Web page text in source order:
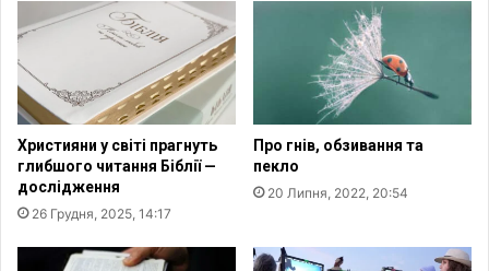
а
ю
т
ь
в
я
т
к
у
Християни у світі прагнуть
глибшого читання Біблії —
дослідження
26 Грудня, 2025, 14:17
Про гнів, обзивання та
пекло
20 Липня, 2022, 20:54